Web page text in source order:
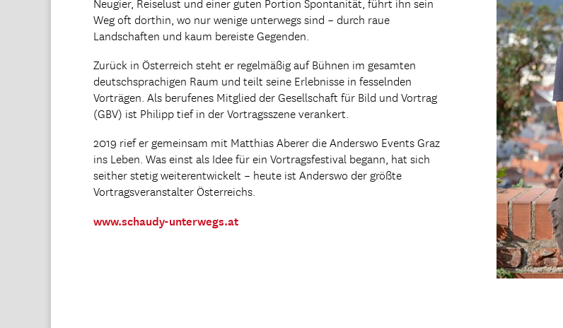
Weg oft dorthin, wo nur wenige unterwegs sind – durch raue
Landschaften und kaum bereiste Gegenden.
Zurück in Österreich steht er regelmäßig auf Bühnen im gesamten
deutschsprachigen Raum und teilt seine Erlebnisse in fesselnden
Vorträgen. Als berufenes Mitglied der Gesellschaft für Bild und Vortrag
(GBV) ist Philipp tief in der Vortragsszene verankert.
2019 rief er gemeinsam mit Matthias Aberer die Anderswo Events Graz
ins Leben. Was einst als Idee für ein Vortragsfestival begann, hat sich
seither stetig weiterentwickelt – heute ist Anderswo der größte
Vortragsveranstalter Österreichs.
www.schaudy-unterwegs.at